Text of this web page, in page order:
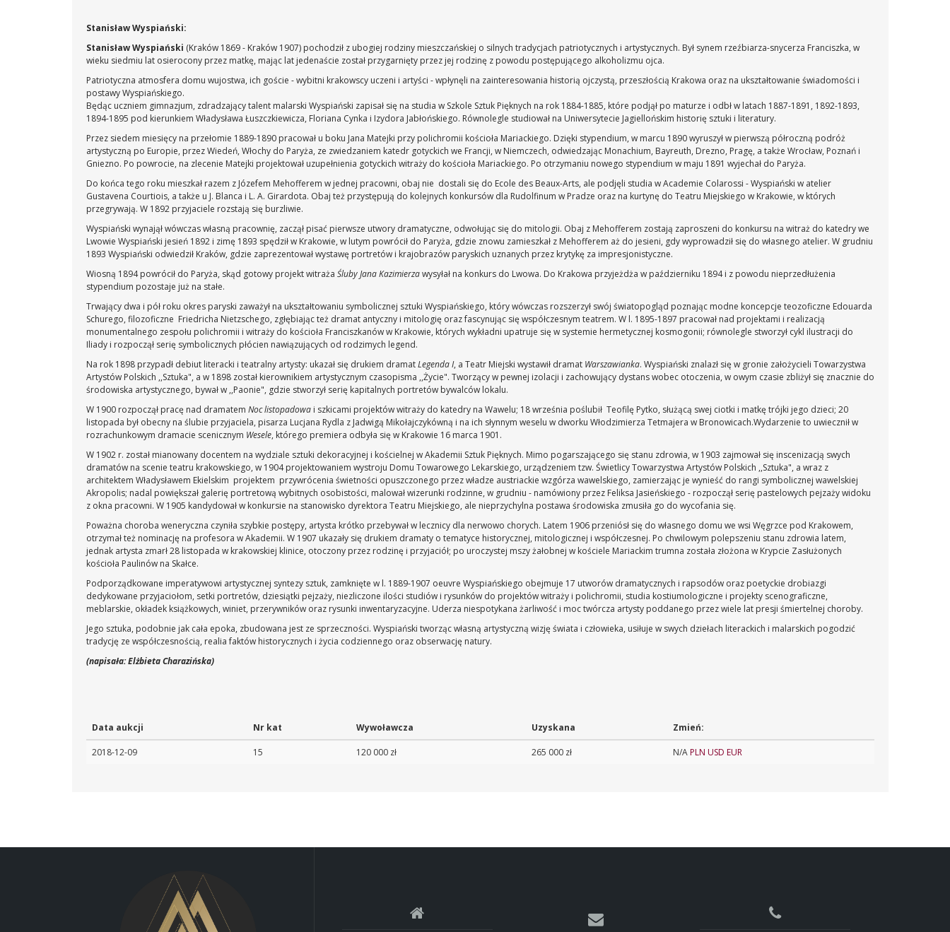
Stanisław Wyspiański:
Stanisław Wyspiański (Kraków 1869 - Kraków 1907) pochodził z ubogiej rodziny mieszczańskiej o silnych tradycjach patriotycznych i artystycznych. Był synem rzeźbiarza-snycerza Franciszka, w
wieku siedmiu lat osierocony przez matkę, mając lat jedenaście został przygarnięty przez jej rodzinę z powodu postępującego alkoholizmu ojca.
Patriotyczna atmosfera domu wujostwa, ich goście - wybitni krakowscy uczeni i artyści - wpłynęli na zainteresowania historią ojczystą, przeszłością Krakowa oraz na ukształtowanie świadomości i
postawy Wyspiańskiego.
Będąc uczniem gimnazjum, zdradzający talent malarski Wyspiański zapisał się na studia w Szkole Sztuk Pięknych na rok 1884-1885, które podjął po maturze i odbł w latach 1887-1891, 1892-1893,
1894-1895 pod kierunkiem Władysława Łuszczkiewicza, Floriana Cynka i Izydora Jabłońskiego. Równolegle studiował na Uniwersytecie Jagiellońskim historię sztuki i literatury.
Przez siedem miesięcy na przełomie 1889-1890 pracował u boku Jana Matejki przy polichromii kościoła Mariackiego. Dzięki stypendium, w marcu 1890 wyruszył w pierwszą półroczną podróż
artystyczną po Europie, przez Wiedeń, Włochy do Paryża, ze zwiedzaniem katedr gotyckich we Francji, w Niemczech, odwiedzając Monachium, Bayreuth, Drezno, Pragę, a także Wrocław, Poznań i
Gniezno. Po powrocie, na zlecenie Matejki projektował uzupełnienia gotyckich witraży do kościoła Mariackiego. Po otrzymaniu nowego stypendium w maju 1891 wyjechał do Paryża.
Do końca tego roku mieszkał razem z Józefem Mehofferem w jednej pracowni, obaj nie dostali się do Ecole des Beaux-Arts, ale podjęli studia w Academie Colarossi - Wyspiański w atelier
Gustavena Courtiois, a także u J. Blanca i L. A. Girardota. Obaj też przystępują do kolejnych konkursów dla Rudolfinum w Pradze oraz na kurtynę do Teatru Miejskiego w Krakowie, w których
przegrywają. W 1892 przyjaciele rozstają się burzliwie.
Wyspiański wynajął wówczas własną pracownię, zaczął pisać pierwsze utwory dramatyczne, odwołując się do mitologii. Obaj z Mehofferem zostają zaproszeni do konkursu na witraż do katedry we
Lwowie Wyspiański jesień 1892 i zimę 1893 spędził w Krakowie, w lutym powrócił do Paryża, gdzie znowu zamieszkał z Mehofferem aż do jesieni, gdy wyprowadził się do własnego atelier. W grudniu
1893 Wyspiański odwiedził Kraków, gdzie zaprezentował wystawę portretów i krajobrazów paryskich uznanych przez krytykę za impresjonistyczne.
Wiosną 1894 powrócił do Paryża, skąd gotowy projekt witraża Śluby Jana Kazimierzawysyłał na konkurs do Lwowa. Do Krakowa przyjeżdża w październiku 1894 i z powodu nieprzedłużenia
stypendium pozostaje już na stałe.
Trwający dwa i pół roku okres paryski zaważył na ukształtowaniu symbolicznej sztuki Wyspiańskiego, który wówczas rozszerzył swój światopogląd poznając modne koncepcje teozoficzne Edouarda
Schurego, filozoficzne Friedricha Nietzschego, zgłębiając też dramat antyczny i mitologię oraz fascynując się współczesnym teatrem. W l. 1895-1897 pracował nad projektami i realizacją
monumentalnego zespołu polichromii i witraży do kościoła Franciszkanów w Krakowie, których wykładni upatruje się w systemie hermetycznej kosmogonii; równolegle stworzył cykl ilustracji do
Iliady i rozpoczął serię symbolicznych płócien nawiązujących od rodzimych legend.
Na rok 1898 przypadł debiut literacki i teatralny artysty: ukazał się drukiem dramatLegenda I, a Teatr Miejski wystawił dramat Warszawianka. Wyspiański znalazł się w gronie założycieli Towarzystwa
Artystów Polskich ,,Sztuka", a w 1898 został kierownikiem artystycznym czasopisma ,,Życie". Tworzący w pewnej izolacji i zachowujący dystans wobec otoczenia, w owym czasie zbliżył się znacznie do
środowiska artystycznego, bywał w ,,Paonie", gdzie stworzył serię kapitalnych portretów bywalców lokalu.
W 1900 rozpoczął pracę nad dramatem Noc listopadowa i szkicami projektów witraży do katedry na Wawelu; 18 września poślubił Teofilę Pytko, służącą swej ciotki i matkę trójki jego dzieci; 20
listopada był obecny na ślubie przyjaciela, pisarza Lucjana Rydla z Jadwigą Mikołajczykówną i na ich słynnym weselu w dworku Włodzimierza Tetmajera w Bronowicach.Wydarzenie to uwiecznił w
rozrachunkowym dramacie scenicznym Wesele, którego premiera odbyła się w Krakowie 16 marca 1901.
W 1902 r. został mianowany docentem na wydziale sztuki dekoracyjnej i kościelnej w Akademii Sztuk Pięknych. Mimo pogarszającego się stanu zdrowia, w 1903 zajmował się inscenizacją swych
dramatów na scenie teatru krakowskiego, w 1904 projektowaniem wystroju Domu Towarowego Lekarskiego, urządzeniem tzw. Świetlicy Towarzystwa Artystów Polskich ,,Sztuka", a wraz z
architektem Władysławem Ekielskim projektem przywrócenia świetności opuszczonego przez władze austriackie wzgórza wawelskiego, zamierzając je wynieść do rangi symbolicznej wawelskiej
Akropolis; nadal powiększał galerię portretową wybitnych osobistości, malował wizerunki rodzinne, w grudniu - namówiony przez Feliksa Jasieńskiego - rozpoczął serię pastelowych pejzaży widoku
z okna pracowni. W 1905 kandydował w konkursie na stanowisko dyrektora Teatru Miejskiego, ale nieprzychylna postawa środowiska zmusiła go do wycofania się.
Poważna choroba weneryczna czyniła szybkie postępy, artysta krótko przebywał w lecznicy dla nerwowo chorych. Latem 1906 przeniósł się do własnego domu we wsi Węgrzce pod Krakowem,
otrzymał też nominację na profesora w Akademii. W 1907 ukazały się drukiem dramaty o tematyce historycznej, mitologicznej i współczesnej. Po chwilowym polepszeniu stanu zdrowia latem,
jednak artysta zmarł 28 listopada w krakowskiej klinice, otoczony przez rodzinę i przyjaciół; po uroczystej mszy żałobnej w kościele Mariackim trumna została złożona w Krypcie Zasłużonych
kościoła Paulinów na Skałce.
Podporządkowane imperatywowi artystycznej syntezy sztuk, zamknięte w l. 1889-1907 oeuvre Wyspiańskiego obejmuje 17 utworów dramatycznych i rapsodów oraz poetyckie drobiazgi
dedykowane przyjaciołom, setki portretów, dziesiątki pejzaży, niezliczone ilości studiów i rysunków do projektów witraży i polichromii, studia kostiumologiczne i projekty scenograficzne,
meblarskie, okładek książkowych, winiet, przerywników oraz rysunki inwentaryzacyjne. Uderza niespotykana żarliwość i moc twórcza artysty poddanego przez wiele lat presji śmiertelnej choroby.
Jego sztuka, podobnie jak cała epoka, zbudowana jest ze sprzeczności. Wyspiański tworząc własną artystyczną wizję świata i człowieka, usiłuje w swych dziełach literackich i malarskich pogodzić
tradycję ze współczesnością, realia faktów historycznych i życia codziennego oraz obserwację natury.
(napisała: Elżbieta Charazińska)
Data aukcji Nr kat Wywoławcza Uzyskana Zmień:
2018-12-09 15 120 000 zł 265 000 zł N/APLN USD EUR